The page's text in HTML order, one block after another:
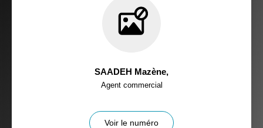
SAADEH Mazène,
Agent commercial
Voir le numéro